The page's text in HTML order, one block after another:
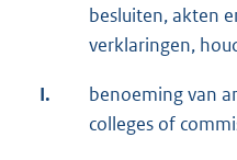
besluiten, akten
verklaringen,
I.
benoeming van
colleges of